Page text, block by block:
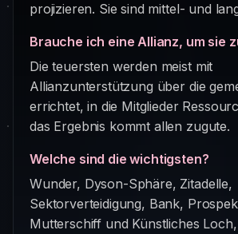
projizieren. Sie sind mittel- und
Brauche ich eine Allianz, um sie
Die teuersten werden meist mit
Allianzunterstützung über die
errichtet, in die Mitglieder
das Ergebnis kommt allen zugute.
Welche sind die wichtigsten?
Wunder, Dyson-Sphäre, Zitadelle,
Sektorverteidigung, Bank,
Mutterschiff und Künstliches